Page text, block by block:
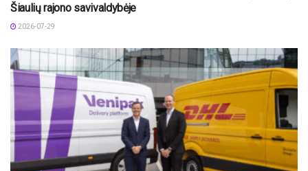
Šiaulių rajono savivaldybėje
2026-07-29